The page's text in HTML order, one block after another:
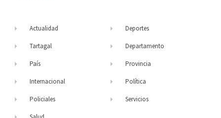
Actualidad
Tartagal
País
Internacional
Policiales
Deportes
Departamento
Provincia
Política
Servicios